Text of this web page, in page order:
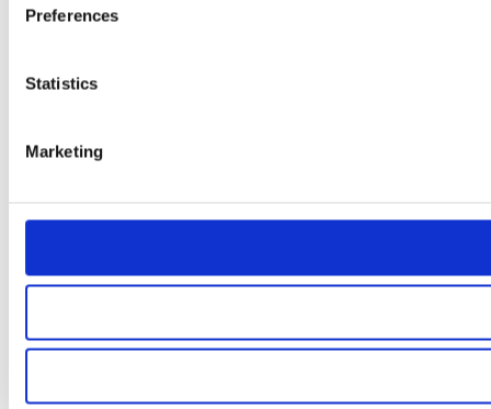
Preferences
Statistics
Marketing